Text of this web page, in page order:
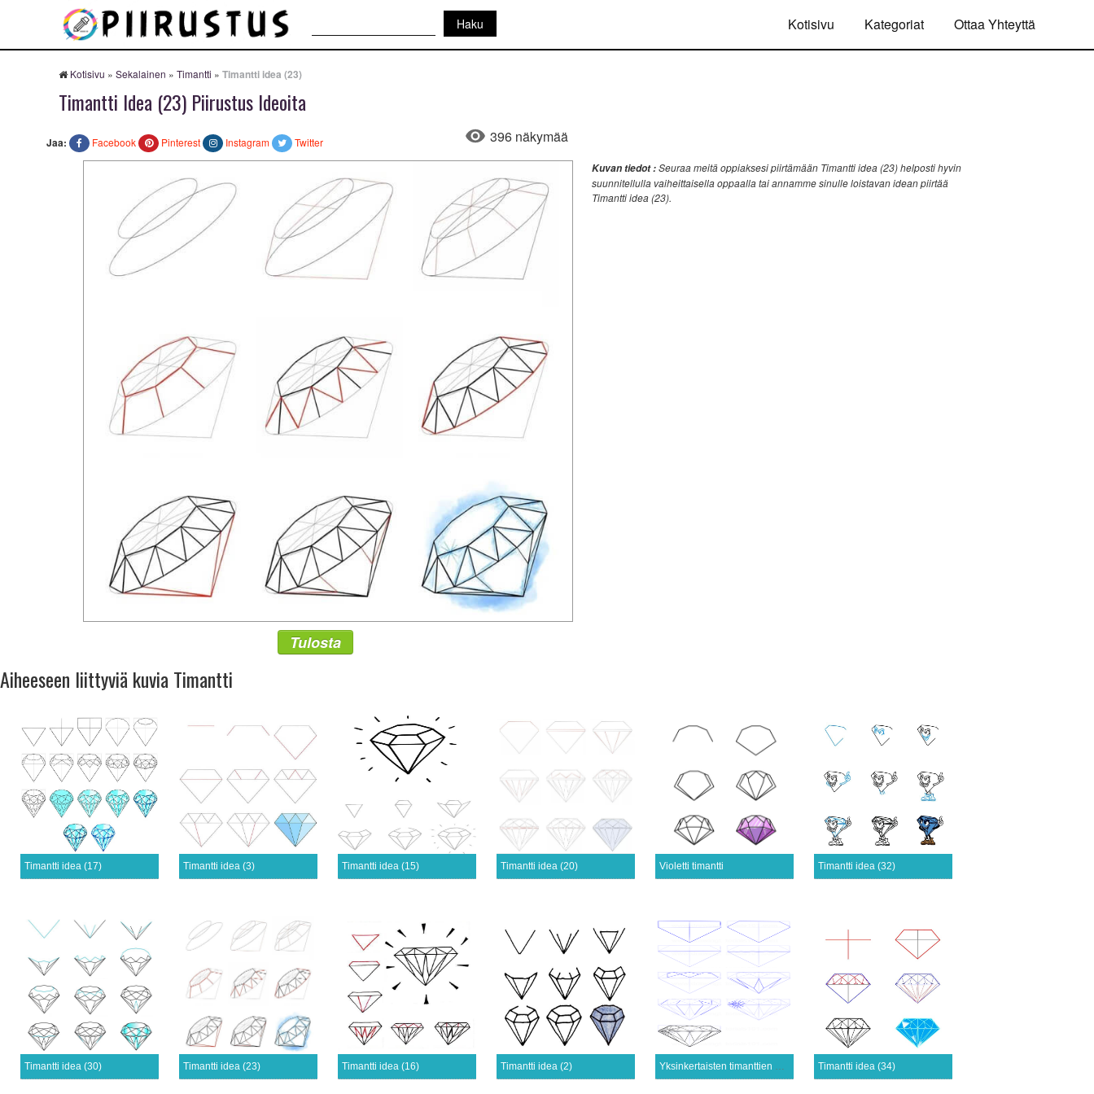
Kotisivu Kategoriat Ottaa Yhteyttä
Kotisivu » Sekalainen » Timantti » Timantti idea (23)
Timantti Idea (23) Piirustus Ideoita
Jaa: Facebook Pinterest Instagram Twitter 396 näkymää
Kuvan tiedot :Seuraa meitä oppiaksesi piirtämään Timantti idea (23) helposti hyvin
suunnitellulla vaiheittaisella oppaalla tai annamme sinulle loistavan idean piirtää
Timantti idea (23).
Tulosta
Aiheeseen liittyviä kuvia Timantti
Timantti idea (17) Timantti idea (3) Timantti idea (15) Timantti idea (20) Violetti timantti Timantti idea (32)
Timantti idea (30) Timantti idea (23) Timantti idea (16) Timantti idea (2) Yksinkertaisten timanttien piirtäminen Timantti idea (34)